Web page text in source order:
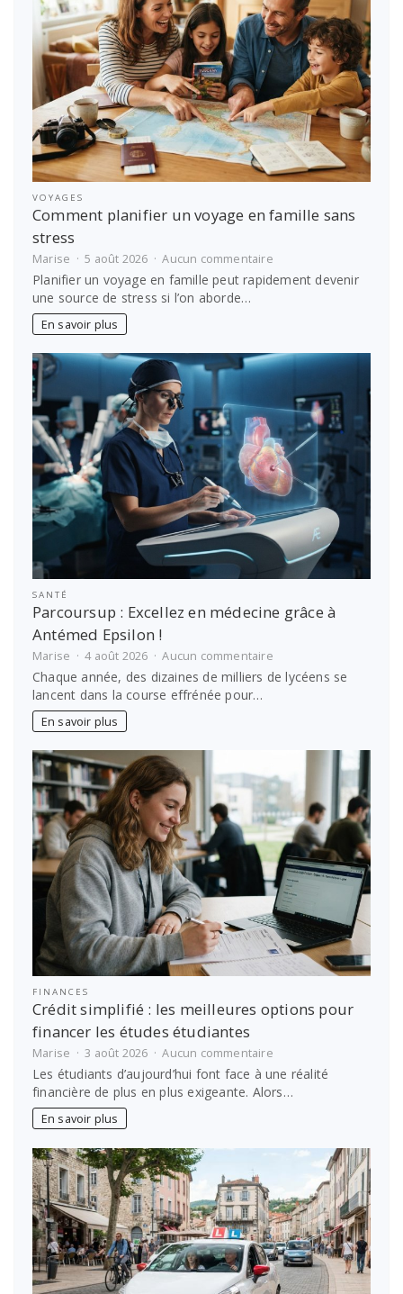
VOYAGES
Comment planifier un voyage en famille sans
stress
Marise 5 août 2026 Aucun commentairesur
Comment
planifier
famille
sans
Planifier un voyage en famille peut rapidement devenir
une source de stress si l’on aborde…
En savoir plus
SANTÉ
Parcoursup : Excellez en médecine grâce à
Antémed Epsilon !
Marise 4 août 2026 Aucun commentairesur
Parcoursup
:
Antémed
Epsilon
!
Chaque année, des dizaines de milliers de lycéens se
lancent dans la course effrénée pour…
En savoir plus
FINANCES
Crédit simplifié : les meilleures options pour
financer les études étudiantes
Marise 3 août 2026 Aucun commentairesur
Crédit
simplifié
:
études
étudiantes
Les étudiants d’aujourd’hui font face à une réalité
financière de plus en plus exigeante. Alors…
En savoir plus